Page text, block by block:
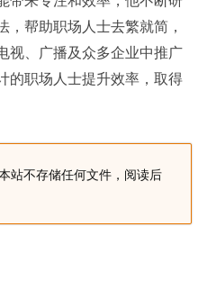
，帮助职场人士去繁就简，
视、广播及众多企业中推广
的职场人士提升效率，取得
站不存储任何文件，阅读后